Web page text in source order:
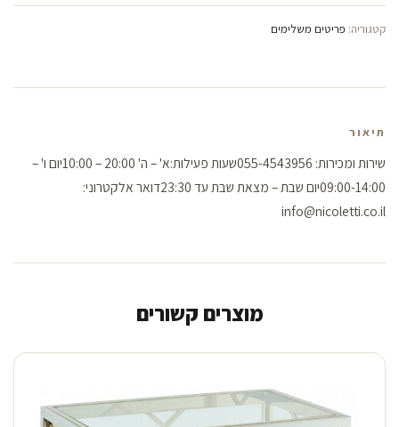
קטגוריה: פריטים משלימים
תיאור
שירות ומכירות: 055-4543956שעות פעילות:א' – ה' 20:00 – 10:00יום ו' –
09:00-14:00יום שבת – מצאת שבת עד 23:30דואר אלקטרוני:
info@nicoletti.co.il
מוצרים קשורים